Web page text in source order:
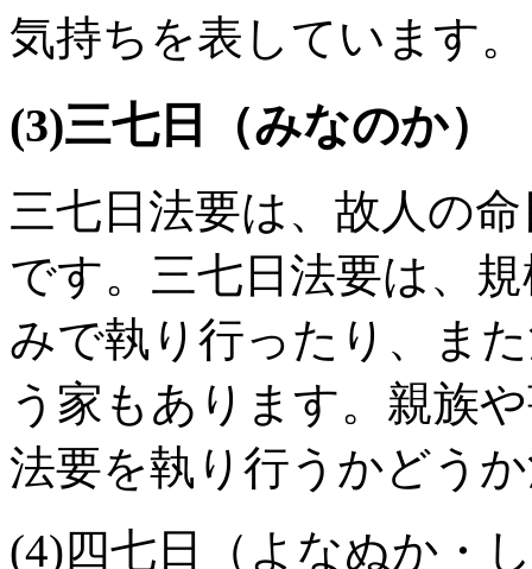
気持ちを表しています。
(3)三七日（みなのか）
三七日法要は、故人の
です。三七日法要は、
みで執り行ったり、ま
う家もあります。親族
法要を執り行うかどう
(4)四七日（よなぬか・